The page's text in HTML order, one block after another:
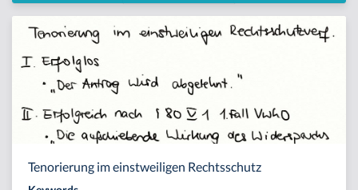
Tenorierung im einstweiligen Rechtsschutz